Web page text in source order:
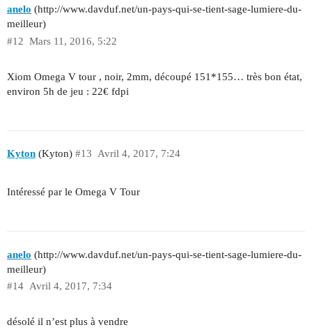
anelo (http://www.davduf.net/un-pays-qui-se-tient-sage-lumiere-du-
meilleur)
Mars 11, 2016, 5:22
#12
Xiom Omega V tour , noir, 2mm, découpé 151*155… très bon état,
environ 5h de jeu : 22€ fdpi
Kyton (Kyton) Avril 4, 2017, 7:24
#13
Intéressé par le Omega V Tour
anelo (http://www.davduf.net/un-pays-qui-se-tient-sage-lumiere-du-
meilleur)
Avril 4, 2017, 7:34
#14
désolé il n’est plus à vendre